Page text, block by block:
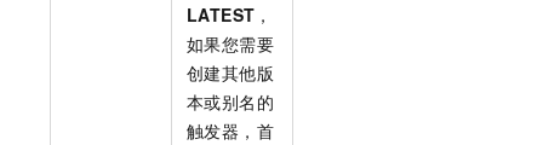
LATEST ，
如果您需要
创建其他版
本或别名的
触发器，首